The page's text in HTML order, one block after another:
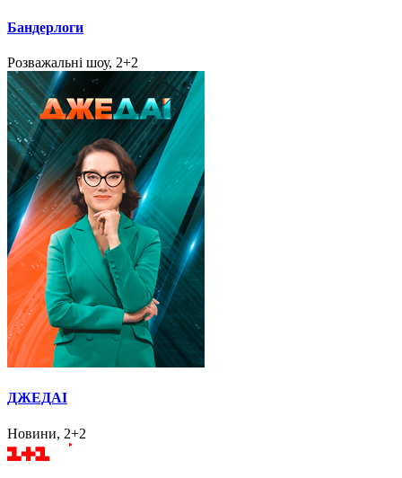
Бандерлоги
Розважальні шоу, 2+2
ДЖЕДАІ
Новини, 2+2